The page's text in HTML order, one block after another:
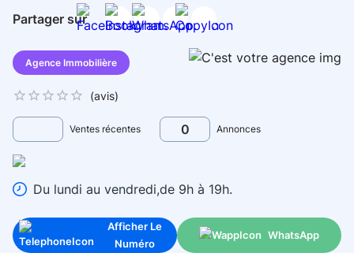
Partager sur
Agence Immobilière
(avis)
Ventes récentes 0 Annonces
Du lundi au vendredi,de 9h à 19h.
Afficher Le
Numéro
WhatsApp